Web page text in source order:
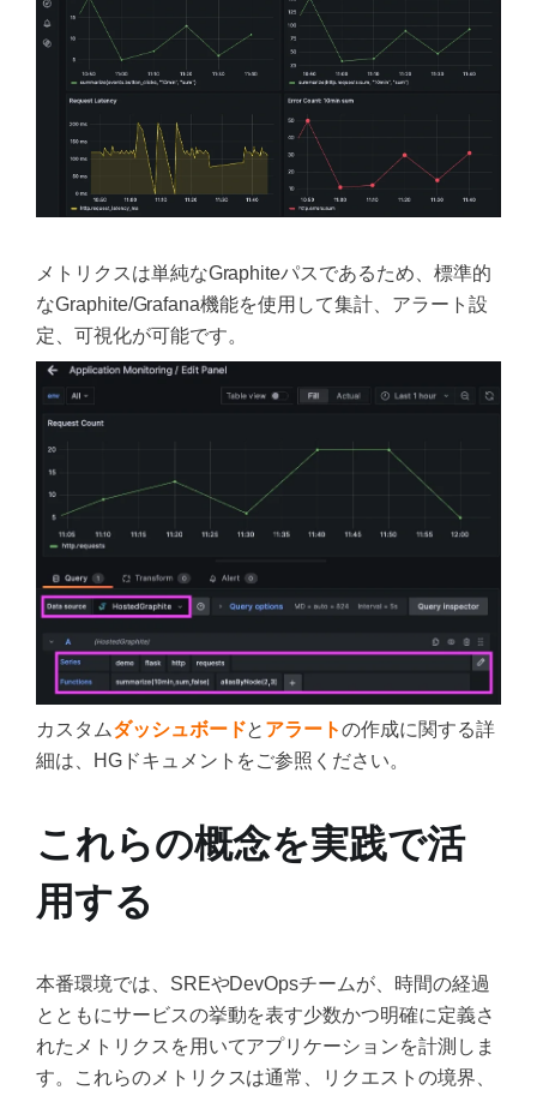
メトリクスは単純なGraphiteパスであるため、標準的
なGraphite/Grafana機能を使用して集計、アラート設
定、可視化が可能です。
カスタムダッシュボードと アラートの作成に関する詳
細は、HGドキュメントをご参照ください。
これらの概念を実践で活
用する
本番環境では、SREやDevOpsチームが、時間の経過
とともにサービスの挙動を表す少数かつ明確に定義さ
れたメトリクスを用いてアプリケーションを計測しま
す。これらのメトリクスは通常、リクエストの境界、